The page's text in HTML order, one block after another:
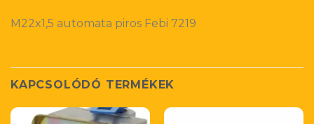
M22x1,5 automata piros Febi 7219
KAPCSOLÓDÓ TERMÉKEK